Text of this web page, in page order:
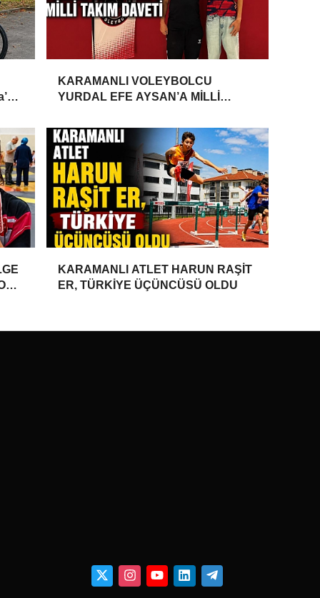
KARAMANLI VOLEYBOLCU
YURDAL EFE AYSAN’A MİLLİ
KARAMANLI ATLET HARUN RAŞİT
ER, TÜRKİYE ÜÇÜNCÜSÜ OLDU